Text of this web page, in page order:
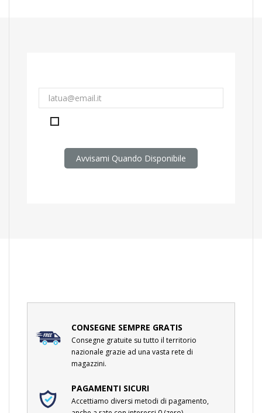
Avvisami Quando Disponibile
CONSEGNE SEMPRE GRATIS
Consegne gratuite su tutto il territorio
nazionale grazie ad una vasta rete di
magazzini.
PAGAMENTI SICURI
Accettiamo diversi metodi di pagamento,